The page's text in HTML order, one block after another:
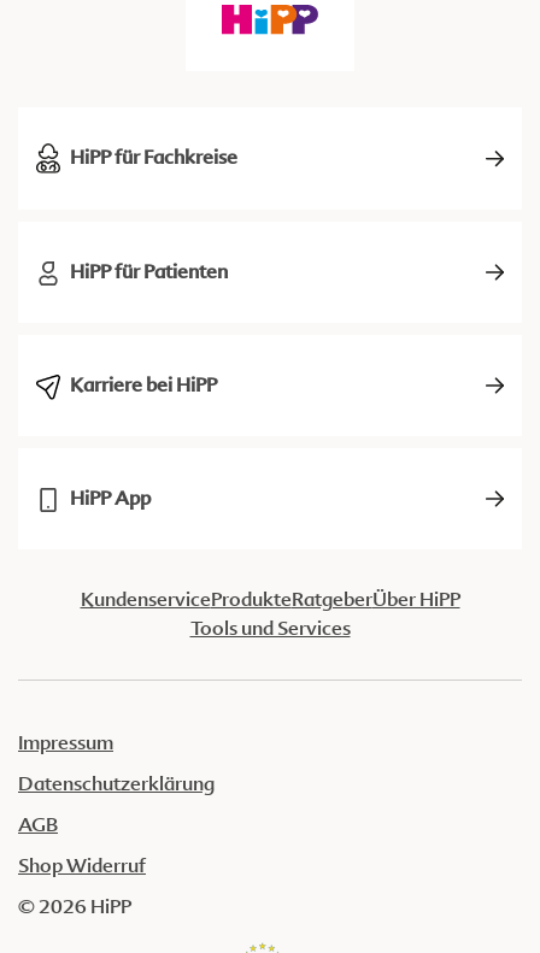
HiPP für Fachkreise
HiPP für Patienten
Karriere bei HiPP
HiPP App
KundenserviceProdukteRatgeberÜber HiPP
Tools und Services
Impressum
Datenschutzerklärung
AGB
Shop Widerruf
© 2026 HiPP